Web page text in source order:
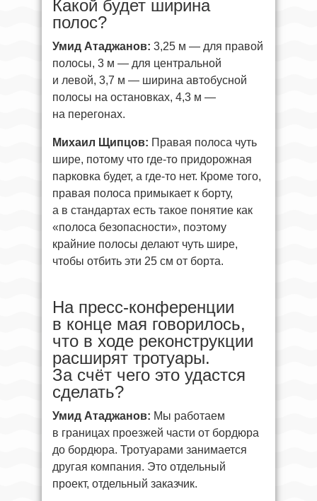
Какой будет ширина
полос?
Умид Атаджанов: 3,25 м — для правой
полосы, 3 м — для центральной
и левой, 3,7 м — ширина автобусной
полосы на остановках, 4,3 м —
на перегонах.
Михаил Щипцов: Правая полоса чуть
шире, потому что где-то придорожная
парковка будет, а где-то нет. Кроме того,
правая полоса примыкает к борту,
а в стандартах есть такое понятие как
«полоса безопасности», поэтому
крайние полосы делают чуть шире,
чтобы отбить эти 25 см от борта.
На пресс-конференции
в конце мая говорилось,
что в ходе реконструкции
расширят тротуары.
За счёт чего это удастся
сделать?
Умид Атаджанов: Мы работаем
в границах проезжей части от бордюра
до бордюра. Тротуарами занимается
другая компания. Это отдельный
проект, отдельный заказчик.